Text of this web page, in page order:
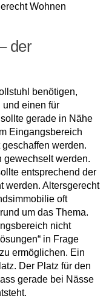
Wohnen
der
benötigen,
und einen für
gerade in Nähe
Eingangsbereich
werden.
gewechselt werden.
entsprechend der
werden. Altersgerecht
oft
um das Thema.
nicht
in Frage
ermöglichen. Ein
Der Platz für den
gerade bei Nässe